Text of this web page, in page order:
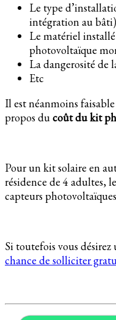
Le type
intégration au bâti)
Le matériel
photovoltaïque
La dangerosité de
Etc
Il est néanmoins
propos ducoût du kit
Pour un kit solaire en
résidence de 4 adultes,
capteurs
Si toutefois vous
chance de solliciter